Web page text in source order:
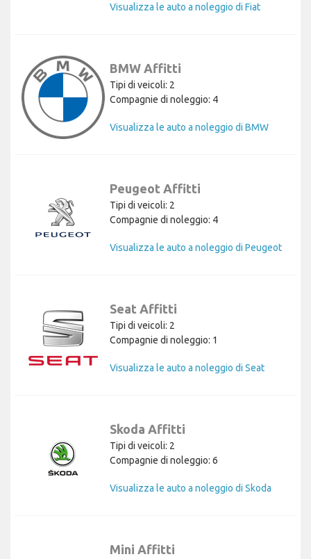
Visualizza le auto a noleggio di Fiat
BMW Affitti
Tipi di veicoli: 2
Compagnie di noleggio: 4
Visualizza le auto a noleggio di BMW
Peugeot Affitti
Tipi di veicoli: 2
Compagnie di noleggio: 4
Visualizza le auto a noleggio di Peugeot
Seat Affitti
Tipi di veicoli: 2
Compagnie di noleggio: 1
Visualizza le auto a noleggio di Seat
Skoda Affitti
Tipi di veicoli: 2
Compagnie di noleggio: 6
Visualizza le auto a noleggio di Skoda
Mini Affitti